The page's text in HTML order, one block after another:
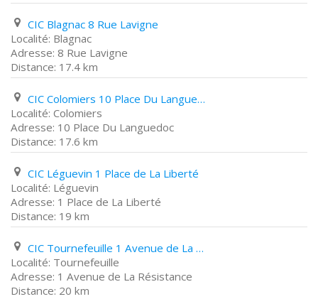
CIC Blagnac 8 Rue Lavigne
Blagnac
8 Rue Lavigne
17.4 km
CIC Colomiers 10 Place Du Languedoc
Colomiers
10 Place Du Languedoc
17.6 km
CIC Léguevin 1 Place de La Liberté
Léguevin
1 Place de La Liberté
19 km
CIC Tournefeuille 1 Avenue de La Résistance
Tournefeuille
1 Avenue de La Résistance
20 km